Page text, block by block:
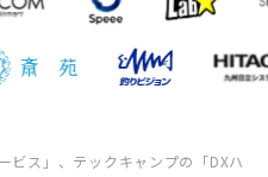
ビス」、テックキャンプの「DXハ